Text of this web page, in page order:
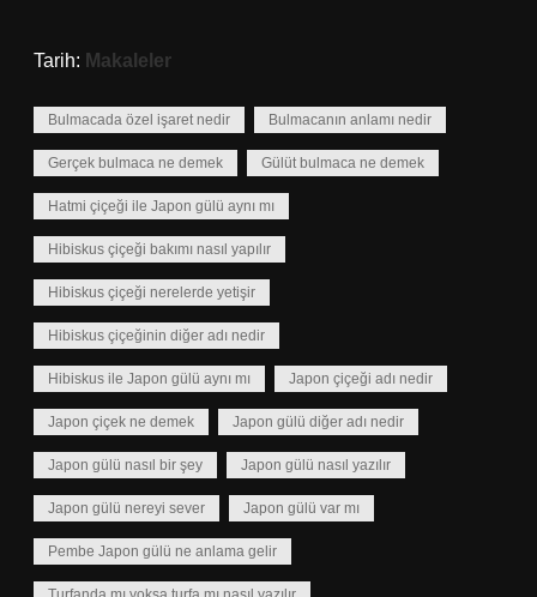
Tarih: Makaleler
Bulmacada özel işaret nedir Bulmacanın anlamı nedir
Gerçek bulmaca ne demek Gülüt bulmaca ne demek
Hatmi çiçeği ile Japon gülü aynı mı
Hibiskus çiçeği bakımı nasıl yapılır
Hibiskus çiçeği nerelerde yetişir
Hibiskus çiçeğinin diğer adı nedir
Hibiskus ile Japon gülü aynı mı Japon çiçeği adı nedir
Japon çiçek ne demek Japon gülü diğer adı nedir
Japon gülü nasıl bir şey Japon gülü nasıl yazılır
Japon gülü nereyi sever Japon gülü var mı
Pembe Japon gülü ne anlama gelir